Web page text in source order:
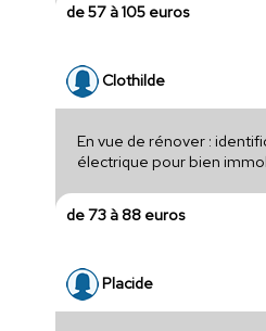
de 57 à 105 euros
Clothilde
En vue de rénover :
électrique pour bien
de 73 à 88 euros
Placide